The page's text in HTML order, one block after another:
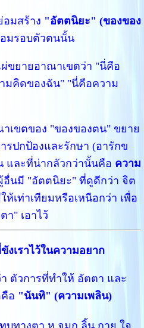
มสร้าง "อัตตนิยะ" (ของของ
มรอบตัวตนนั้น
ผ่ขยายอาณาเขตว่า "นี่คือ
มคิดของฉัน" "นี่คือความ
เขตของ "ของของตน" ขยาย
รปกป้องและรักษา (อารักข
และที่น่ากลัวกว่านั้นคือ ความ
อื่นมี "อัตตนิยะ" ที่ดูดีกว่า จิต
เท่าเทียมหรือเหนือกว่า เพื่อ
" เอาไว้
งเราไว้ในความอยาก
ตัวการที่ทำให้ อัตตา และ
อ "นันทิ" (ความเพลิน)
บทางตา หู จมูก ลิ้น กาย ใจ